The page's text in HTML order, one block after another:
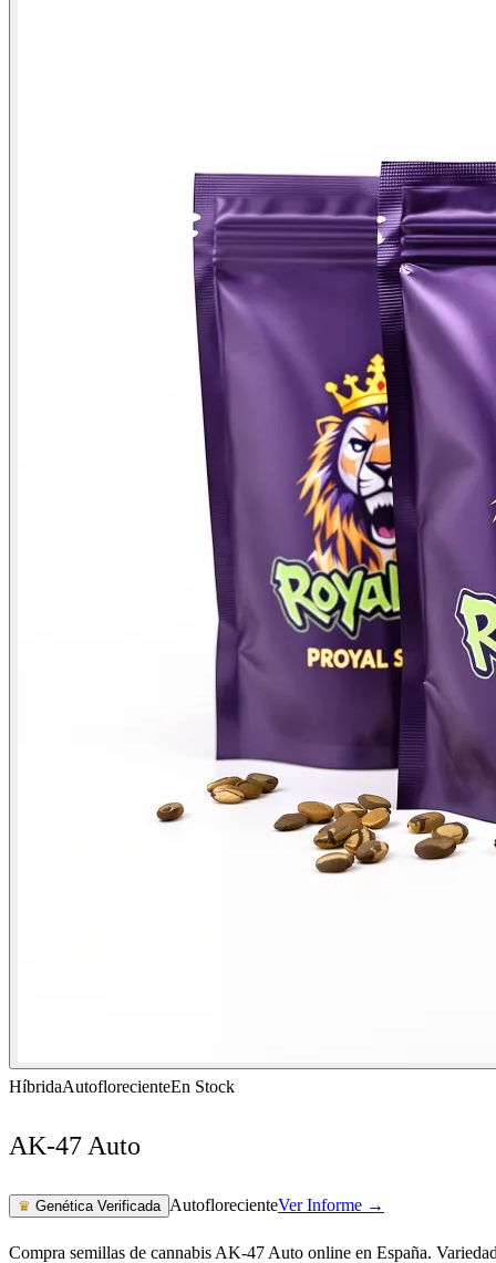
HíbridaAutoflorecienteEn Stock
AK-47 Auto
♛ Genética Verificada AutoflorecienteVer Informe →
Compra semillas de cannabis AK-47 Auto online en España.